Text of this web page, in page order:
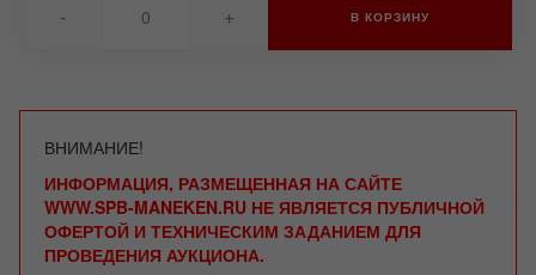
- + В КОРЗИНУ
ВНИМАНИЕ!
ИНФОРМАЦИЯ, РАЗМЕЩЕННАЯ НА САЙТЕ
WWW.SPB-MANEKEN.RU НЕ ЯВЛЯЕТСЯ ПУБЛИЧНОЙ
ОФЕРТОЙ И ТЕХНИЧЕСКИМ ЗАДАНИЕМ ДЛЯ
ПРОВЕДЕНИЯ АУКЦИОНА.